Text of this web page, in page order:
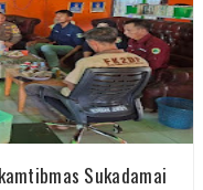
Sukadamai